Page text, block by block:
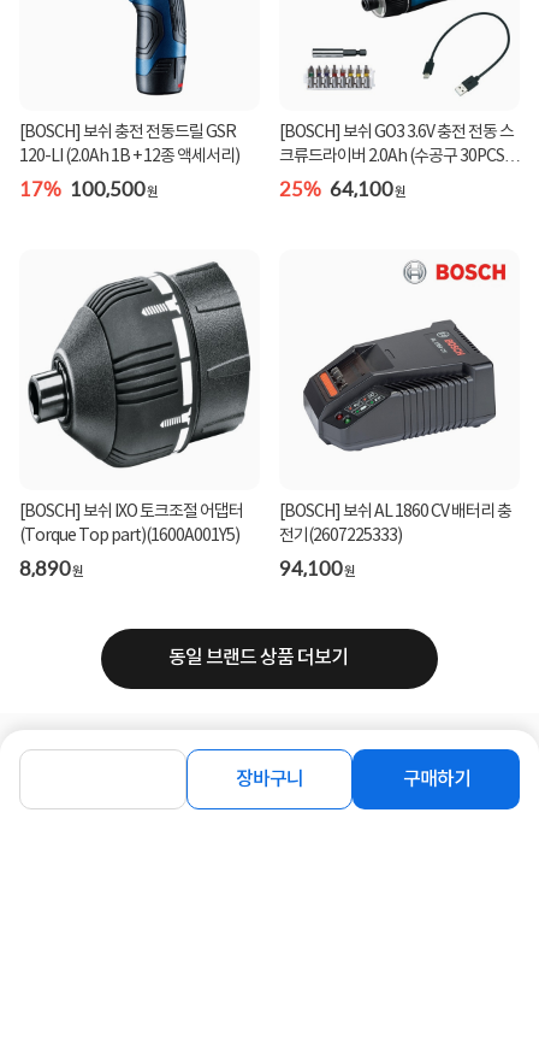
장바구니 구매하기
[BOSCH] 보쉬 충전 전동드릴 GSR
120-LI (2.0Ah 1B + 12종 액세서리)
17% 100,500원
[BOSCH] 보쉬 GO3 3.6V 충전 전동 스
크류드라이버 2.0Ah (수공구 30PCS
증정)
25% 64,100원
[BOSCH] 보쉬 IXO 토크조절 어댑터
(Torque Top part)(1600A001Y5)
8,890원
[BOSCH] 보쉬 AL 1860 CV 배터리 충
전기(2607225333)
94,100원
동일 브랜드 상품 더보기
로그인 공지사항오시는길회사소개PC버전
1588-8377 컴퓨존 APP